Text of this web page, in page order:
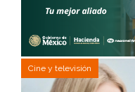
Cine y televisión